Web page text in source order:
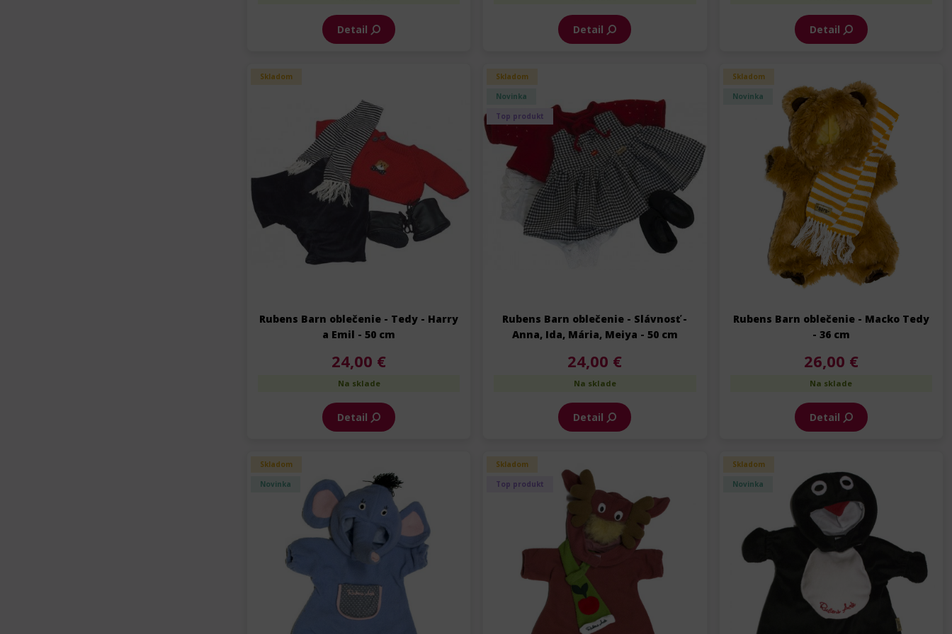
Detail Detail Detail
Skladom
Rubens Barn oblečenie - Tedy - Harry
a Emil - 50 cm
24,00 €
Na sklade
Detail
Skladom
Novinka
Top produkt
Rubens Barn oblečenie - Slávnosť -
Anna, Ida, Mária, Meiya - 50 cm
24,00 €
Na sklade
Detail
Skladom
Novinka
Rubens Barn oblečenie - Macko Tedy
- 36 cm
26,00 €
Na sklade
Detail
Skladom
Novinka
Skladom
Top produkt
Skladom
Novinka